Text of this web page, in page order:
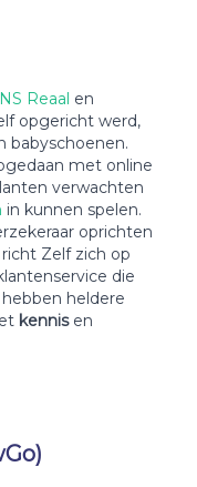
Reaal en
opgericht werd,
babyschoenen.
met online
verwachten
in kunnen spelen.
oprichten
Zelf zich op
die
heldere
kennis en